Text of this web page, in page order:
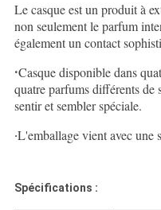
Le casque est un produit à
non seulement le parfum
également un contact
·Casque disponible dans
quatre parfums différents
sentir et sembler spéciale.
·L'emballage vient avec une
Spécifications :